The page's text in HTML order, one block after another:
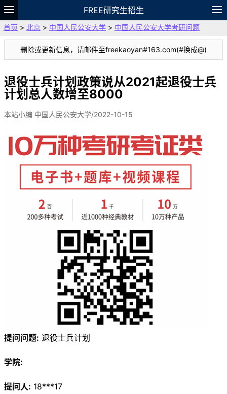
FREE研究生招生
题库
故事 专题 APP 笔记
论坛
VIP
资料
首页 > 北京 > 中国人民公安大学 > 中国人民公安大学考研问题
删除或更新信息，请邮件至freekaoyan#163.com(#换成@)
退役士兵计划政策说从2021起退役士兵
计划总人数增至8000
本站小编 中国人民公安大学/2022-10-15
提问问题: 退役士兵计划
学院:
提问人: 18***17